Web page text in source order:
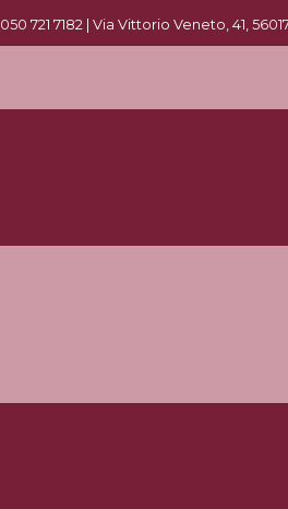
050 721 7182| Via Vittorio Veneto, 41,